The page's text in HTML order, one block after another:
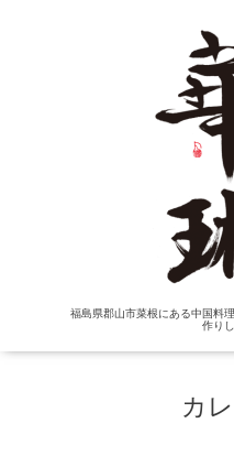
福島県郡山市菜根にある中国料
作り
カ